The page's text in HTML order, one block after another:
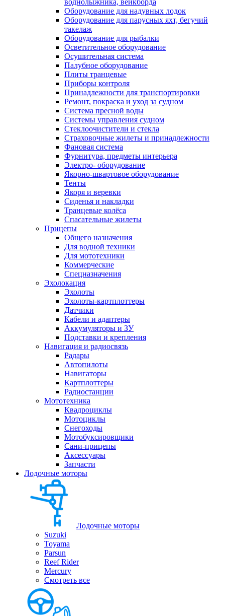
воднолыжника, вейкборда
Оборудование для надувных лодок
Оборудование для парусных яхт, бегучий
такелаж
Оборудование для рыбалки
Осветительное оборудование
Осушительная система
Палубное оборудование
Плиты транцевые
Приборы контроля
Принадлежности для транспортировки
Ремонт, покраска и уход за судном
Система пресной воды
Системы управления судном
Стеклоочистители и стекла
Страховочные жилеты и принадлежности
Фановая система
Фурнитура, предметы интерьера
Электро- оборудование
Якорно-швартовое оборудование
Тенты
Якоря и веревки
Сиденья и накладки
Транцевые колёса
Спасательные жилеты
Прицепы
Общего назначения
Для водной техники
Для мототехники
Коммерческие
Спецназначения
Эхолокация
Эхолоты
Эхолоты-картплоттеры
Датчики
Кабели и адаптеры
Аккумуляторы и ЗУ
Подставки и крепления
Навигация и радиосвязь
Радары
Автопилоты
Навигаторы
Картплоттеры
Радиостанции
Мототехника
Квадроциклы
Мотоциклы
Снегоходы
Мотобуксировщики
Сани-прицепы
Аксессуары
Запчасти
Лодочные моторы
Лодочные моторы
Suzuki
Toyama
Parsun
Reef Rider
Mercury
Смотреть все